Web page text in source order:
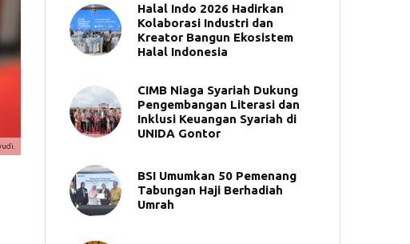
Halal Indo 2026 Hadirkan
Kolaborasi Industri dan
Kreator Bangun Ekosistem
Halal Indonesia
CIMB Niaga Syariah Dukung
Pengembangan Literasi dan
Inklusi Keuangan Syariah di
UNIDA Gontor
BSI Umumkan 50 Pemenang
Tabungan Haji Berhadiah
Umrah